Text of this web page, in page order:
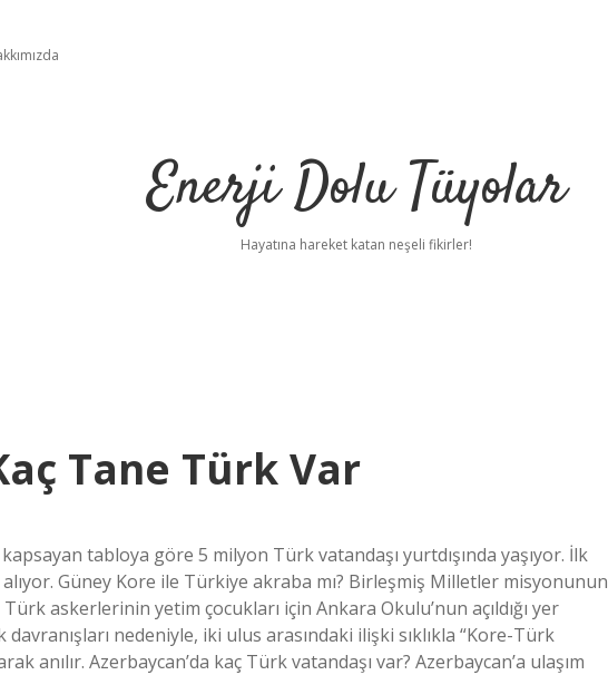
Enerji Dolu Tüyolar
Hayatına hareket katan neşeli fikirler!
Tane Türk Var
tabloya göre 5 milyon Türk vatandaşı yurtdışında yaşıyor. İlk
Güney Kore ile Türkiye akraba mı? Birleşmiş Milletler misyonunun
askerlerinin yetim çocukları için Ankara Okulu’nun açıldığı yer
davranışları nedeniyle, iki ulus arasındaki ilişki sıklıkla “Kore-Türk
anılır. Azerbaycan’da kaç Türk vatandaşı var? Azerbaycan’a ulaşım